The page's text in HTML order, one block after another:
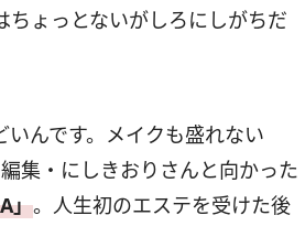
ょっとないがしろにしがちだ
いんです。メイクも盛れない
集・にしきおりさんと向かった
」。人生初のエステを受けた後